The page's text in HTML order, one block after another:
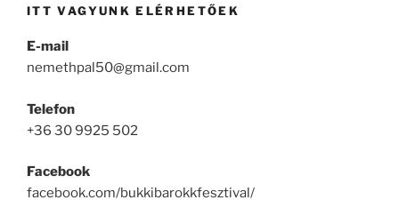
ITT VAGYUNK ELÉRHETŐEK
E-mail
nemethpal50@gmail.com
Telefon
+36 30 9925 502
Facebook
facebook.com/bukkibarokkfesztival/